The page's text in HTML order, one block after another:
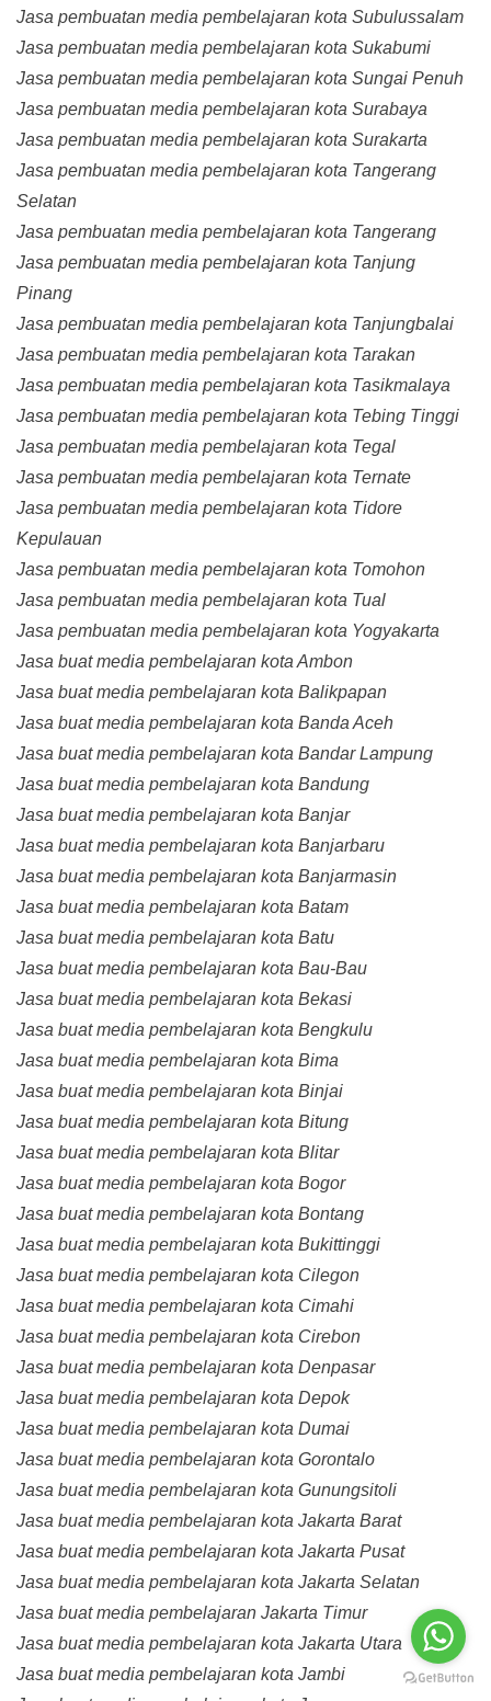
Jasa pembuatan media pembelajaran kota Subulussalam
Jasa pembuatan media pembelajaran kota Sukabumi
Jasa pembuatan media pembelajaran kota Sungai Penuh
Jasa pembuatan media pembelajaran kota Surabaya
Jasa pembuatan media pembelajaran kota Surakarta
Jasa pembuatan media pembelajaran kota Tangerang
Selatan
Jasa pembuatan media pembelajaran kota Tangerang
Jasa pembuatan media pembelajaran kota Tanjung
Pinang
Jasa pembuatan media pembelajaran kota Tanjungbalai
Jasa pembuatan media pembelajaran kota Tarakan
Jasa pembuatan media pembelajaran kota Tasikmalaya
Jasa pembuatan media pembelajaran kota Tebing Tinggi
Jasa pembuatan media pembelajaran kota Tegal
Jasa pembuatan media pembelajaran kota Ternate
Jasa pembuatan media pembelajaran kota Tidore
Kepulauan
Jasa pembuatan media pembelajaran kota Tomohon
Jasa pembuatan media pembelajaran kota Tual
Jasa pembuatan media pembelajaran kota Yogyakarta
Jasa buat media pembelajaran kota Ambon
Jasa buat media pembelajaran kota Balikpapan
Jasa buat media pembelajaran kota Banda Aceh
Jasa buat media pembelajaran kota Bandar Lampung
Jasa buat media pembelajaran kota Bandung
Jasa buat media pembelajaran kota Banjar
Jasa buat media pembelajaran kota Banjarbaru
Jasa buat media pembelajaran kota Banjarmasin
Jasa buat media pembelajaran kota Batam
Jasa buat media pembelajaran kota Batu
Jasa buat media pembelajaran kota Bau-Bau
Jasa buat media pembelajaran kota Bekasi
Jasa buat media pembelajaran kota Bengkulu
Jasa buat media pembelajaran kota Bima
Jasa buat media pembelajaran kota Binjai
Jasa buat media pembelajaran kota Bitung
Jasa buat media pembelajaran kota Blitar
Jasa buat media pembelajaran kota Bogor
Jasa buat media pembelajaran kota Bontang
Jasa buat media pembelajaran kota Bukittinggi
Jasa buat media pembelajaran kota Cilegon
Jasa buat media pembelajaran kota Cimahi
Jasa buat media pembelajaran kota Cirebon
Jasa buat media pembelajaran kota Denpasar
Jasa buat media pembelajaran kota Depok
Jasa buat media pembelajaran kota Dumai
Jasa buat media pembelajaran kota Gorontalo
Jasa buat media pembelajaran kota Gunungsitoli
Jasa buat media pembelajaran kota Jakarta Barat
Jasa buat media pembelajaran kota Jakarta Pusat
Jasa buat media pembelajaran kota Jakarta Selatan
Jasa buat media pembelajaran Jakarta Timur
Jasa buat media pembelajaran kota Jakarta Utara
Jasa buat media pembelajaran kota Jambi